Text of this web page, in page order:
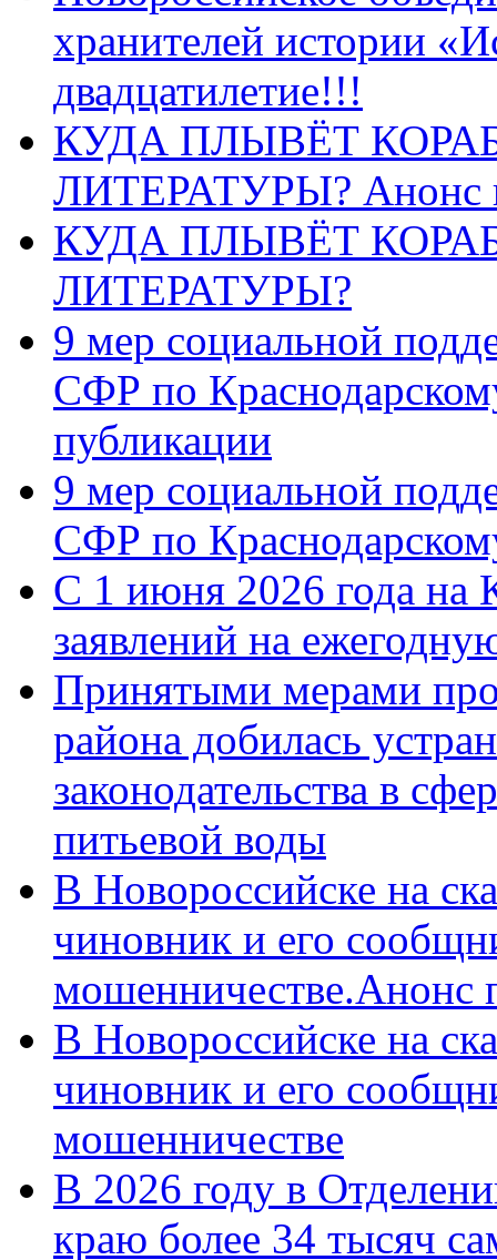
хранителей истории
двадцатилетие!!!
КУДА ПЛЫВЁТ
ЛИТЕРАТУРЫ? Анонс
КУДА ПЛЫВЁТ
ЛИТЕРАТУРЫ?
9 мер социальной
СФР по
публикации
9 мер социальной
СФР по
С 1 июня 2026 года на
заявлений на
Принятыми мерами
района добилась
законодательства в
питьевой воды
В Новороссийске на
чиновник и его
мошенничестве.Анонс
В Новороссийске на
чиновник и его
мошенничестве
В 2026 году в
краю более 34 тысяч